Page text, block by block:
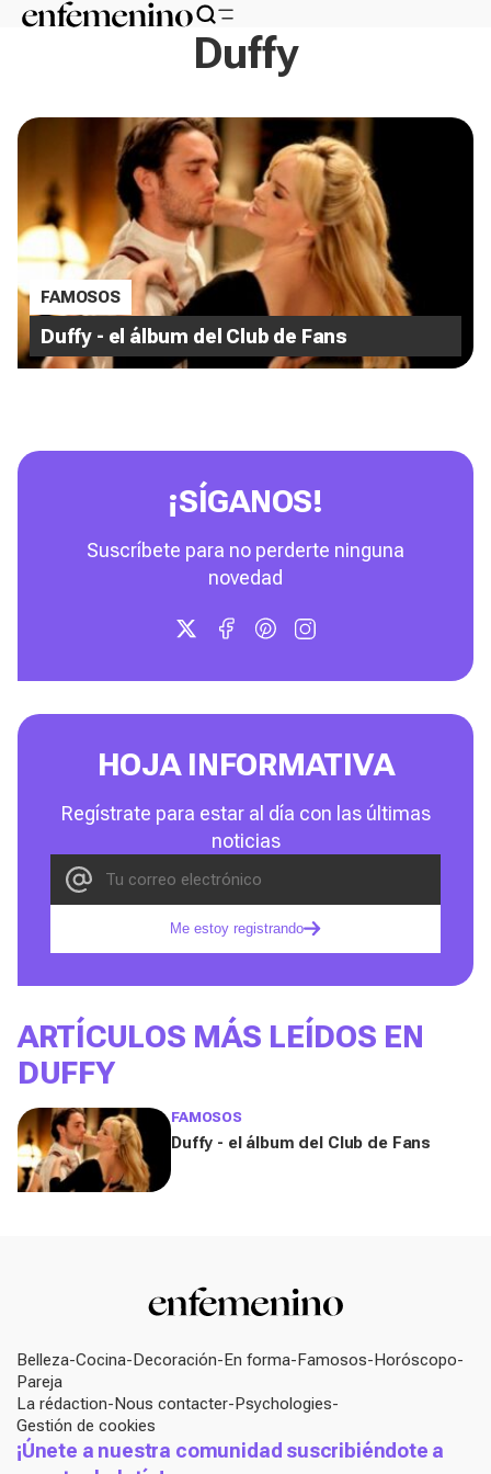
Duffy
FAMOSOS
Duffy - el álbum del Club de Fans
¡SÍGANOS!
Suscríbete para no perderte ninguna
novedad
HOJA INFORMATIVA
Regístrate para estar al día con las últimas
noticias
Me estoy registrando
ARTÍCULOS MÁS LEÍDOS EN
DUFFY
FAMOSOS
Duffy - el álbum del Club de Fans
Belleza Cocina Decoración En forma Famosos Horóscopo
Pareja
La rédaction Nous contacter Psychologies
Gestión de cookies
¡Únete a nuestra comunidad suscribiéndote a